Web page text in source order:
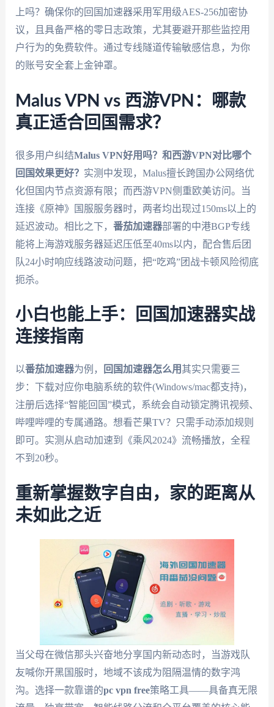
上吗？确保你的回国加速器采用军用级AES-256加密协
议，且具备严格的零日志政策，尤其要避开那些监控用
户行为的免费软件。通过专线隧道传输敏感信息，为你
的账号安全套上金钟罩。
Malus VPN vs 西游VPN：哪款
真正适合回国需求？
很多用户纠结Malus VPN好用吗？和西游VPN对比哪个
回国效果更好？ 实测中发现，Malus擅长跨国办公网络优
化但国内节点资源有限；而西游VPN侧重欧美访问。当
连接《原神》国服服务器时，两者均出现过150ms以上的
延迟波动。相比之下， 番茄加速器部署的中港BGP专线
能将上海游戏服务器延迟压低至40ms以内，配合售后团
队24小时响应线路波动问题，把“吃鸡”团战卡顿风险彻底
扼杀。
小白也能上手：回国加速器实战
连接指南
以番茄加速器为例， 回国加速器怎么用 其实只需要三
步：下载对应你电脑系统的软件(Windows/mac都支持)，
注册后选择“智能回国”模式，系统会自动锁定腾讯视频、
哔哩哔哩的专属通路。想看芒果TV？只需手动添加规则
即可。实测从启动加速到《乘风2024》流畅播放，全程
不到20秒。
重新掌握数字自由，家的距离从
未如此之近
当父母在微信那头兴奋地分享国内新动态时，当游戏队
友喊你开黑国服时，地域不该成为阻隔温情的数字鸿
沟。选择一款靠谱的pc vpn free策略工具——具备真无限